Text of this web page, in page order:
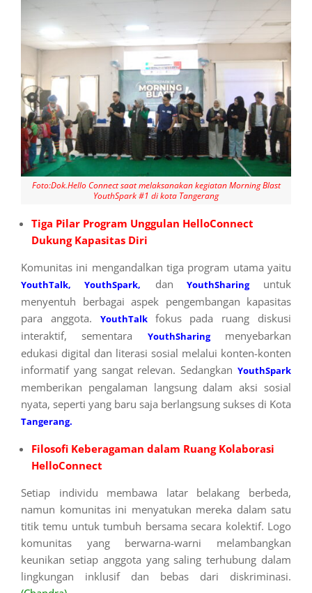
Foto:Dok.Hello Connect saat melaksanakan kegiatan Morning Blast
YouthSpark #1 di kota Tangerang
Tiga Pilar Program Unggulan HelloConnect
Dukung Kapasitas Diri
Komunitas ini mengandalkan tiga program utama yaitu
YouthTalk, YouthSpark, dan YouthSharinguntuk
menyentuh berbagai aspek pengembangan kapasitas
para anggota. YouthTalk fokus pada ruang diskusi
interaktif, sementara YouthSharingmenyebarkan
edukasi digital dan literasi sosial melalui konten-konten
informatif yang sangat relevan. Sedangkan YouthSpark
memberikan pengalaman langsung dalam aksi sosial
nyata, seperti yang baru saja berlangsung sukses di Kota
Tangerang.
Filosofi Keberagaman dalam Ruang Kolaborasi
HelloConnect
Setiap individu membawa latar belakang berbeda,
namun komunitas ini menyatukan mereka dalam satu
titik temu untuk tumbuh bersama secara kolektif. Logo
komunitas yang berwarna-warni melambangkan
keunikan setiap anggota yang saling terhubung dalam
lingkungan inklusif dan bebas dari diskriminasi.